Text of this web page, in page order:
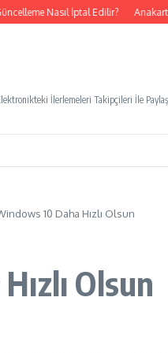
Nasıl İptal Edilir? Anakart
İlerlemeleri Takipçileri İle
10 Daha Hızlı Olsun
Olsun